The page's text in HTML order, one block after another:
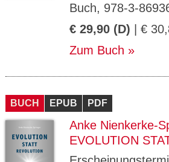
Buch, 978-3-
€ 29,90 (D) | €
Zum Buch
BUCH EPUB PDF
Anke Nienkerke-
EVOLUTION